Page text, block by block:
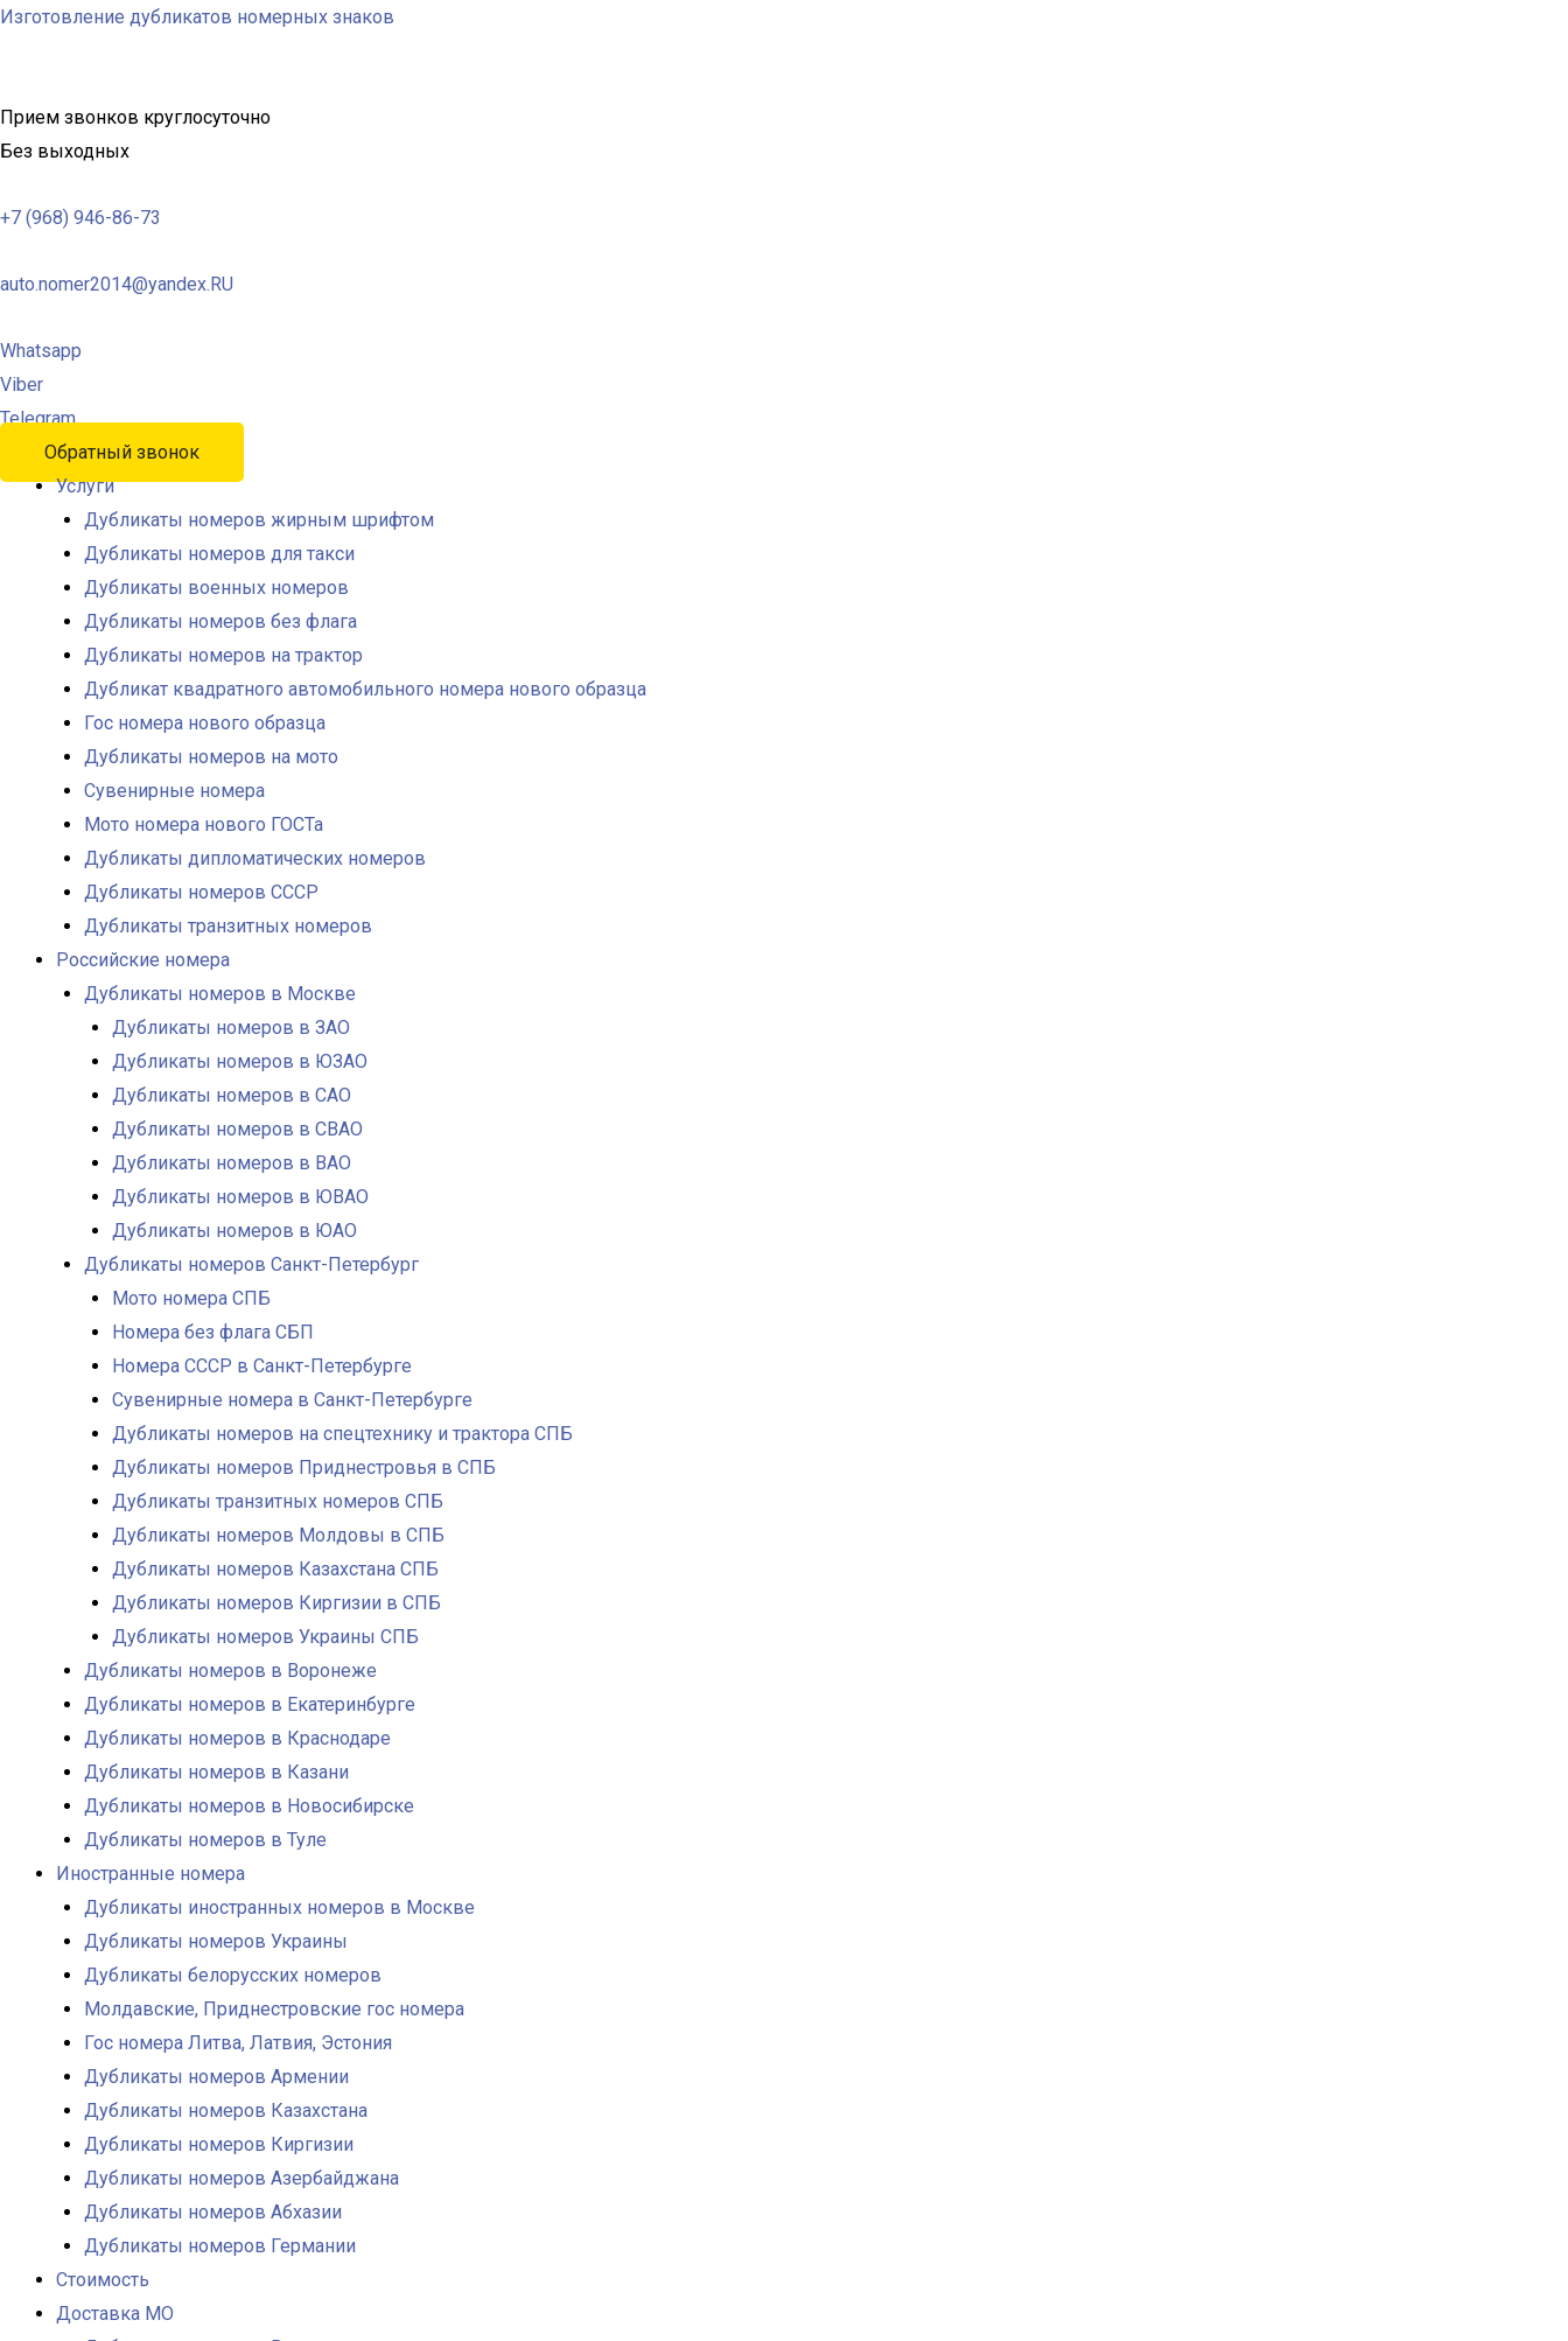
Изготовление дубликатов номерных знаков
Прием звонков круглосуточно
Без выходных
+7 (968) 946-86-73
auto.nomer2014@yandex.RU
Whatsapp
Viber
Telegram
Обратный звонок
Услуги
Дубликаты номеров жирным шрифтом
Дубликаты номеров для такси
Дубликаты военных номеров
Дубликаты номеров без флага
Дубликаты номеров на трактор
Дубликат квадратного автомобильного номера нового образца
Гос номера нового образца
Дубликаты номеров на мото
Сувенирные номера
Мото номера нового ГОСТа
Дубликаты дипломатических номеров
Дубликаты номеров СССР
Дубликаты транзитных номеров
Российские номера
Дубликаты номеров в Москве
Дубликаты номеров в ЗАО
Дубликаты номеров в ЮЗАО
Дубликаты номеров в САО
Дубликаты номеров в СВАО
Дубликаты номеров в ВАО
Дубликаты номеров в ЮВАО
Дубликаты номеров в ЮАО
Дубликаты номеров Санкт-Петербург
Мото номера СПБ
Номера без флага СБП
Номера СССР в Санкт-Петербурге
Сувенирные номера в Санкт-Петербурге
Дубликаты номеров на спецтехнику и трактора СПБ
Дубликаты номеров Приднестровья в СПБ
Дубликаты транзитных номеров СПБ
Дубликаты номеров Молдовы в СПБ
Дубликаты номеров Казахстана СПБ
Дубликаты номеров Киргизии в СПБ
Дубликаты номеров Украины СПБ
Дубликаты номеров в Воронеже
Дубликаты номеров в Екатеринбурге
Дубликаты номеров в Краснодаре
Дубликаты номеров в Казани
Дубликаты номеров в Новосибирске
Дубликаты номеров в Туле
Иностранные номера
Дубликаты иностранных номеров в Москве
Дубликаты номеров Украины
Дубликаты белорусских номеров
Молдавские, Приднестровские гос номера
Гос номера Литва, Латвия, Эстония
Дубликаты номеров Армении
Дубликаты номеров Казахстана
Дубликаты номеров Киргизии
Дубликаты номеров Азербайджана
Дубликаты номеров Абхазии
Дубликаты номеров Германии
Стоимость
Доставка МО